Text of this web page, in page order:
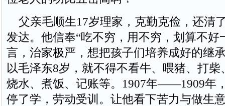
父亲毛顺生17岁理家，克勤克俭，还清
发达。他信奉“吃不穷，用不穷，划算不好
言，治家极严，想把孩子们培养成好的继
以毛泽东8岁，就不得不看牛、喂猪、打柴
烧水、煮饭、记账等。1907年——1909年
停了学，劳动受训。让他看下苦力与做生